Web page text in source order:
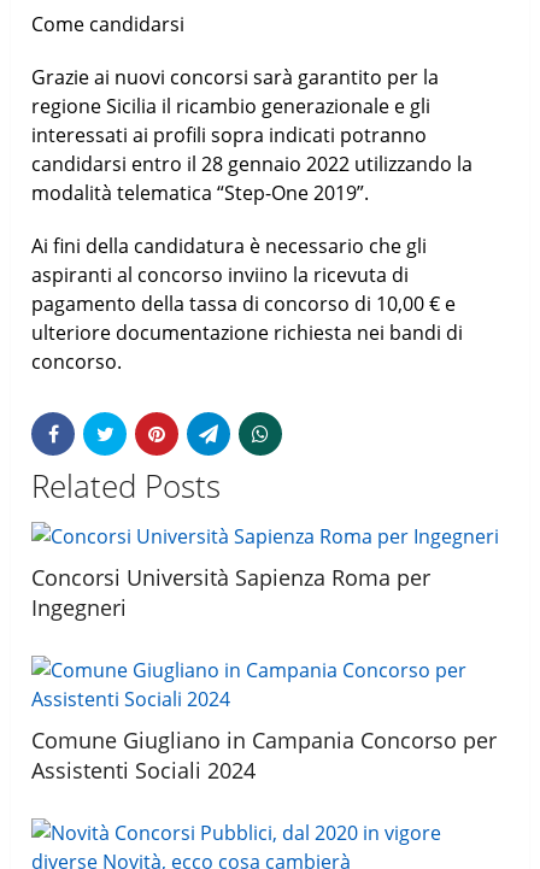
Come candidarsi
Grazie ai nuovi concorsi sarà garantito per la
regione Sicilia il ricambio generazionale e gli
interessati ai profili sopra indicati potranno
candidarsi entro il 28 gennaio 2022 utilizzando la
modalità telematica “Step-One 2019”.
Ai fini della candidatura è necessario che gli
aspiranti al concorso inviino la ricevuta di
pagamento della tassa di concorso di 10,00 € e
ulteriore documentazione richiesta nei bandi di
concorso.
Related Posts
Concorsi Università Sapienza Roma per
Ingegneri
Comune Giugliano in Campania Concorso per
Assistenti Sociali 2024